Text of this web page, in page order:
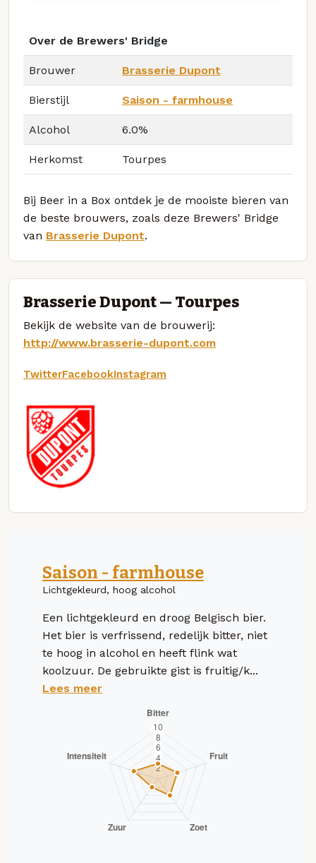
Over de Brewers' Bridge
Brouwer Brasserie Dupont
Bierstijl Saison - farmhouse
Alcohol 6.0%
Herkomst Tourpes
Bij Beer in a Box ontdek je de mooiste bieren van
de beste brouwers, zoals deze Brewers' Bridge
van Brasserie Dupont.
Brasserie Dupont — Tourpes
Bekijk de website van de brouwerij:
http://www.brasserie-dupont.com
TwitterFacebookInstagram
Saison - farmhouse
Lichtgekleurd, hoog alcohol
Een lichtgekleurd en droog Belgisch bier.
Het bier is verfrissend, redelijk bitter, niet
te hoog in alcohol en heeft flink wat
koolzuur. De gebruikte gist is fruitig/k...
Lees meer